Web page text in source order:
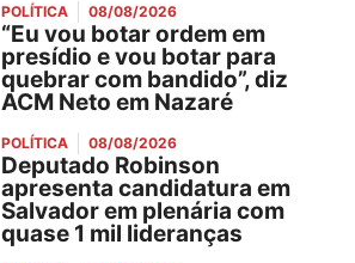
POLÍTICA 08/08/2026
“Eu vou botar ordem em
presídio e vou botar para
quebrar com bandido”, diz
ACM Neto em Nazaré
POLÍTICA 08/08/2026
Deputado Robinson
apresenta candidatura em
Salvador em plenária com
quase 1 mil lideranças